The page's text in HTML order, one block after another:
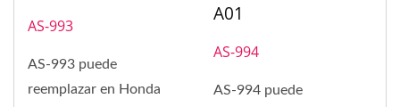
AS-993
AS-993 puede
reemplazar en Honda
A01
AS-994
AS-994 puede